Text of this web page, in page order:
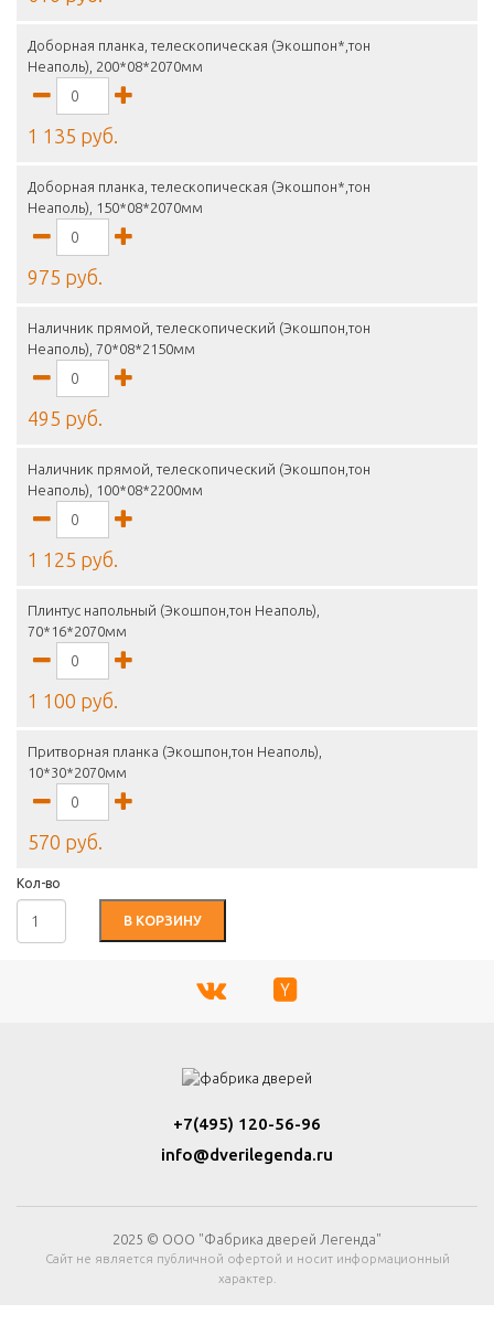
Доборная планка, телескопическая (Экошпон*,тон
Неаполь), 200*08*2070мм
1 135 руб.
Доборная планка, телескопическая (Экошпон*,тон
Неаполь), 150*08*2070мм
975 руб.
Наличник прямой, телескопический (Экошпон,тон
Неаполь), 70*08*2150мм
495 руб.
Наличник прямой, телескопический (Экошпон,тон
Неаполь), 100*08*2200мм
1 125 руб.
Плинтус напольный (Экошпон,тон Неаполь),
70*16*2070мм
1 100 руб.
Притворная планка (Экошпон,тон Неаполь),
10*30*2070мм
570 руб.
Кол-во
В КОРЗИНУ
+7(495) 120-56-96
info@dverilegenda.ru
2025 © ООО "Фабрика дверей Легенда"
Сайт не является публичной офертой и носит информационный
характер.